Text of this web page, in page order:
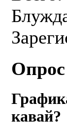
Опрос
кавай?